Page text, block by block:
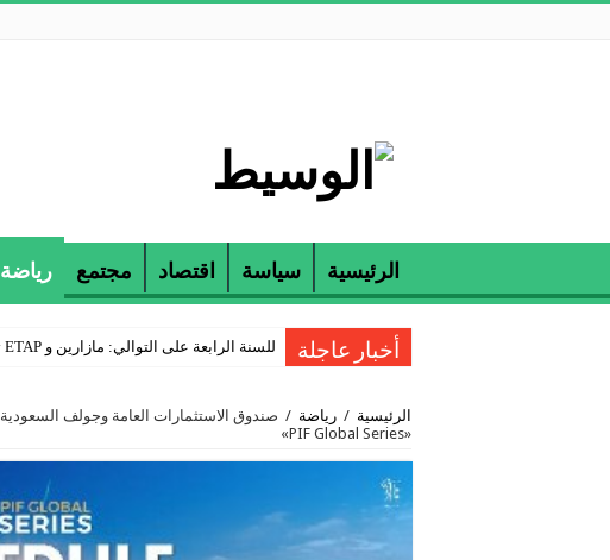
الرئيسية سياسة اقتصاد مجتمع رياضة
أخبار عاجلة للسنة الرابعة على التوالي: مازارين و ETAP تكرمان الناجحين في مناظرة البكالوريا
الرئيسية / رياضة /
«PIF Global Series»